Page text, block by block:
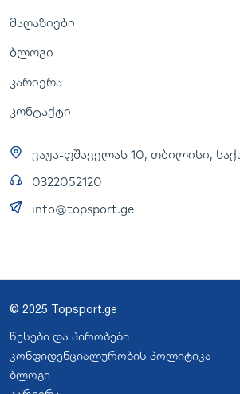
მაღაზიები
ბლოგი
კარიერა
კონტაქტი
ვაჟა-ფშაველას 10, თბილისი,
0322052120
info@topsport.ge
© 2025 Topsport.ge
წესები და პირობები
კონფიდენციალურობის პოლიტიკა
ბლოგი